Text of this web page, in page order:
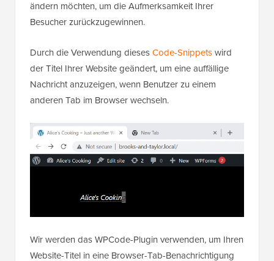
Durch die Verwendung dieses
Nachricht anzuzeigen, wenn Benutzer zu einem
anderen Tab im Browser wechseln.
Wir werden das WPCode-Plugin verwenden, um Ihren
zu ändern.